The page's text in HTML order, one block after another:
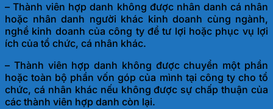
– Thành viên hợp danh không được nhân danh cá nhân
hoặc nhân danh người khác kinh doanh cùng ngành,
nghề kinh doanh của công ty để tư lợi hoặc phục vụ lợi
ích của tổ chức, cá nhân khác.
– Thành viên hợp danh không được chuyển một phần
hoặc toàn bộ phần vốn góp của mình tại công ty cho tổ
chức, cá nhân khác nếu không được sự chấp thuận của
các thành viên hợp danh còn lại.